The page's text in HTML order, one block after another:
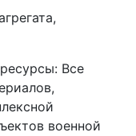
Все
военной